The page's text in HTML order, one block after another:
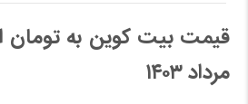
مرداد ۱۴۰۳